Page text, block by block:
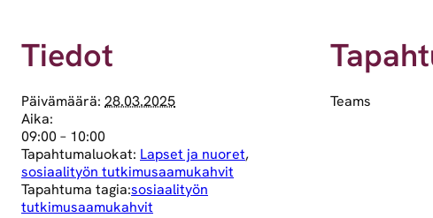
Tiedot
Päivämäärä: 28.03.2025
Aika:
09:00 – 10:00
Tapahtumaluokat: Lapset ja nuoret,
sosiaalityön tutkimusaamukahvit
Tapahtuma tagia:sosiaalityön
tutkimusaamukahvit
Teams